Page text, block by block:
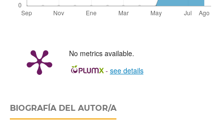
No metrics available.
- see details
BIOGRAFÍA DEL AUTOR/A